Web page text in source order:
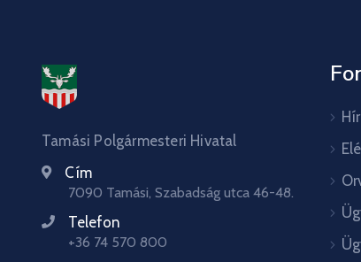
Tamási Polgármesteri Hivatal
Cím
7090 Tamási, Szabadság utca 46-48.
Telefon
+36 74 570 800